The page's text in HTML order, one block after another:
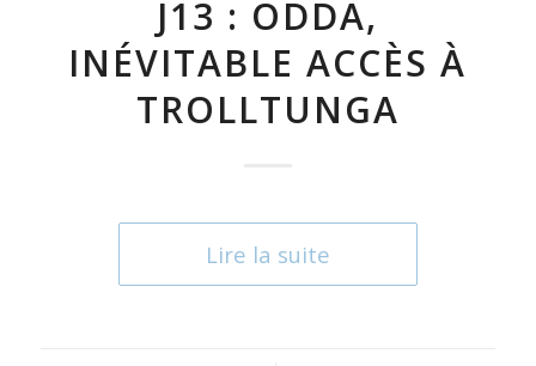
J13 : ODDA,
INÉVITABLE ACCÈS À
TROLLTUNGA
Lire la suite